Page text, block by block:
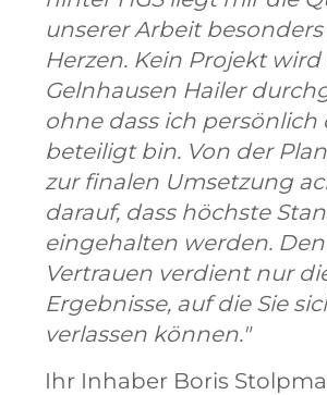
unserer Arbeit
Herzen. Kein Projekt wird
Gelnhausen Hailer
ohne dass ich persönlich
beteiligt bin. Von der
zur finalen Umsetzung
darauf, dass höchste
eingehalten werden.
Vertrauen verdient nur
Ergebnisse, auf die Sie
verlassen können."
Ihr Inhaber Boris